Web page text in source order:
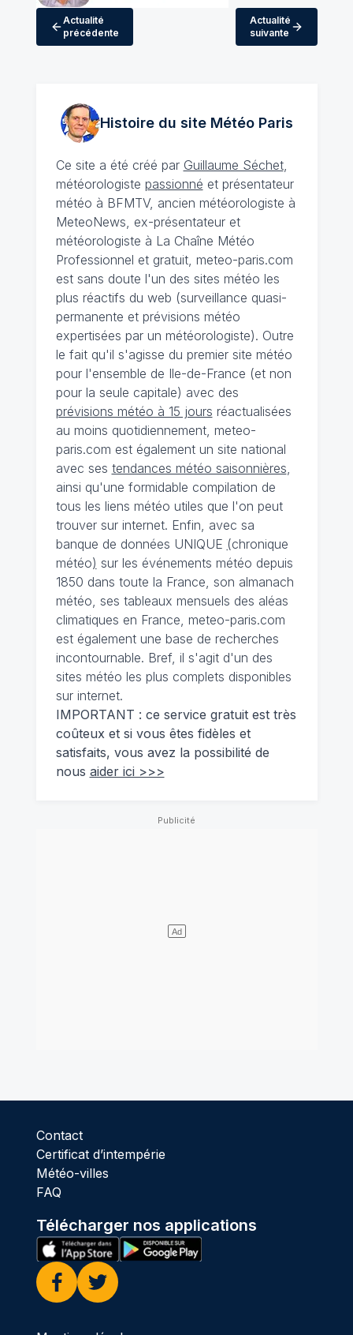
Actualité
précédente
Actualité
suivante
Histoire du site MétéoParis
Ce site a été créé par Guillaume Séchet,
météorologiste passionné et présentateur
météo à BFMTV, ancien météorologiste à
MeteoNews, ex-présentateur et
météorologiste à La Chaîne Météo
Professionnel et gratuit, meteo-paris.com
est sans doute l'un des sites météo les
plus réactifs du web (surveillance quasi-
permanente et prévisions météo
expertisées par un météorologiste). Outre
le fait qu'il s'agisse du premier site météo
pour l'ensemble de Ile-de-France (et non
pour la seule capitale) avec des
prévisions météo à 15 jours réactualisées
au moins quotidiennement, meteo-
paris.com est également un site national
avec ses tendances météo saisonnières
ainsi qu'une formidable compilation de
tous les liens météo utiles que l'on peut
trouver sur internet. Enfin, avec sa
banque de données UNIQUE (chronique
météo) sur les événements météo depuis
1850 dans toute la France, son almanach
météo, ses tableaux mensuels des aléas
climatiques en France, meteo-paris.com
est également une base de recherches
incontournable. Bref, il s'agit d'un des
sites météo les plus complets disponibles
sur internet.
IMPORTANT : ce service gratuit est très
coûteux et si vous êtes fidèles et
satisfaits, vous avez la possibilité de
nous aider ici >>>
Contact
Certificat d’intempérie
Météo-villes
FAQ
Télécharger nos applications
Facebook
Twitter